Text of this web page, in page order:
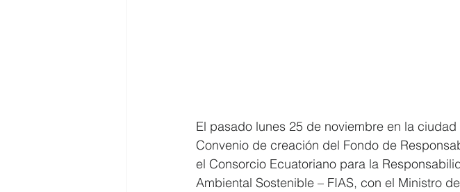
El pasado lunes 25 de noviembre en la
Convenio de creación del Fondo de
el Consorcio Ecuatoriano para la
Ambiental Sostenible – FIAS, con el Ministro